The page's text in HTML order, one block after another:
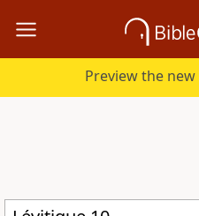
Preview the new